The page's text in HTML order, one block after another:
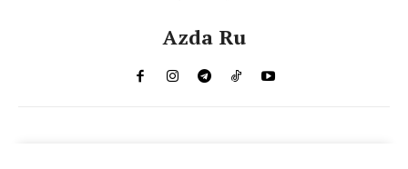
Azda Ru